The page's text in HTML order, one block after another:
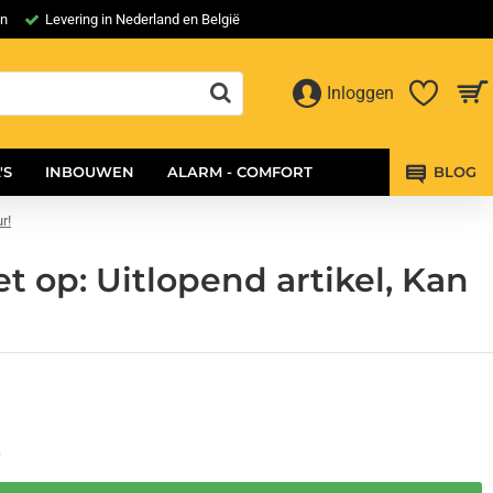
Levering in Nederland en België
Inloggen
INBOUWEN ALARM - COMFORT BLOG
op: Uitlopend artikel, Kan